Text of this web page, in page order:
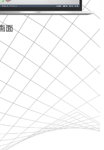
験をはじめる
面